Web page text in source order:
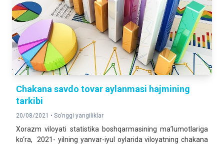
Chakana savdo tovar aylanmasi hajmining
tarkibi
20/08/2021 • So'nggi yangiliklar
Xorazm viloyati statistika boshqarmasining ma’lumotlariga
ko‘ra, 2021- yilning yanvar-iyul oylarida viloyatning chakana